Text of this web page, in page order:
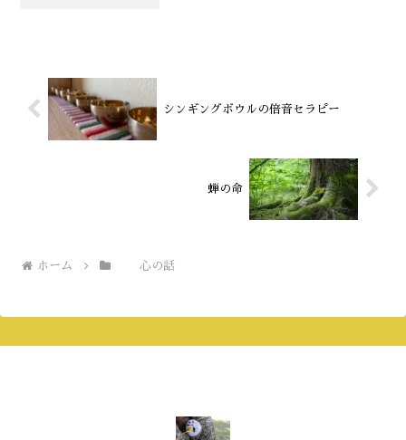
シンギングボウルの倍音セラピー
蝉の命
ホーム 心の話